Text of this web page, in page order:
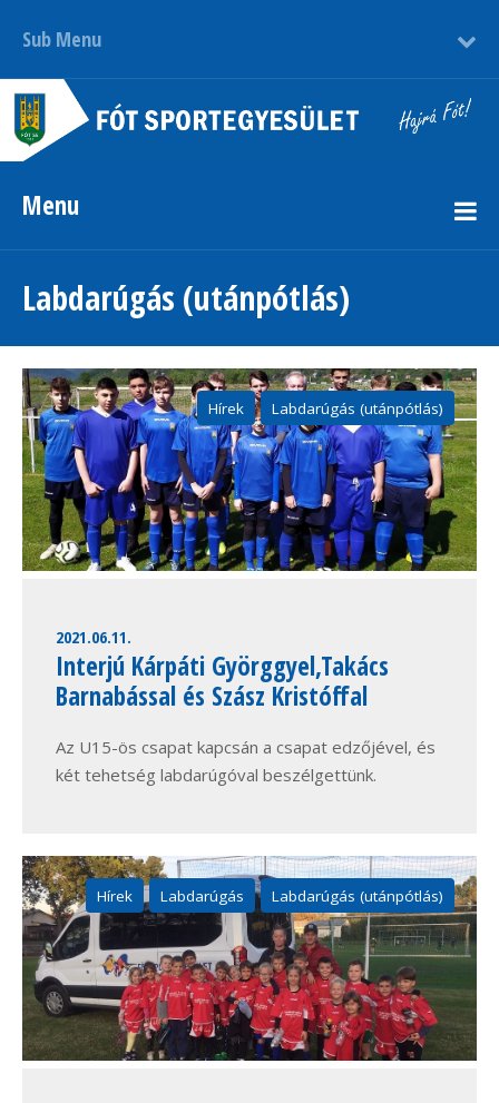
Sub Menu
Menu
Labdarúgás (utánpótlás)
Hírek Labdarúgás (utánpótlás)
2021.06.11.
Interjú Kárpáti Györggyel,Takács
Barnabással és Szász Kristóffal
Az U15-ös csapat kapcsán a csapat edzőjével, és
két tehetség labdarúgóval beszélgettünk.
Hírek Labdarúgás Labdarúgás (utánpótlás)